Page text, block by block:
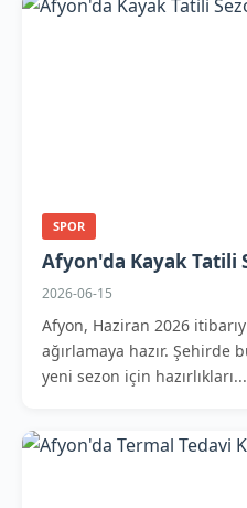
SPOR
Afyon'da Kayak Tatili
2026-06-15
Afyon, Haziran 2026
ağırlamaya hazır. Şehirde
yeni sezon için hazırlıkları...